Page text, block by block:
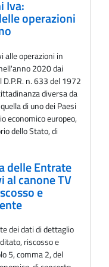
Iva:
operazioni
alle operazioni in
2020 dai
n. 633 del 1972
diversa da
di uno dei Paesi
economico europeo,
dello Stato, di
delle Entrate
canone TV
e
dei dati di dettaglio
riscosso e
5, comma 2, del